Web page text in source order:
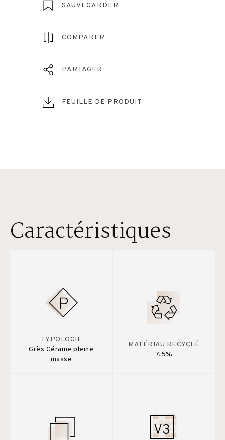
SAUVEGARDER
COMPARER
PARTAGER
FEUILLE DE PRODUIT
Caractéristiques
TYPOLOGIE
Grès Cérame pleine
masse
MATÉRIAU RECYCLÉ
7.5%